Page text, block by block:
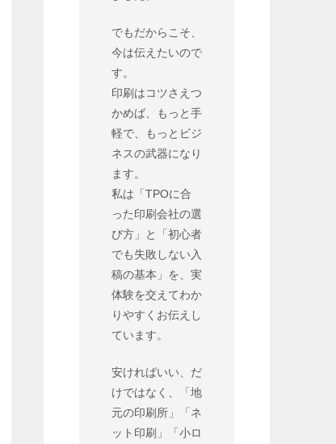
でもだからこそ、
今は伝えたいので
す。
印刷はコツさえつ
かめば、もっと手
軽で、もっとビジ
ネスの武器になり
ます。
私は「TPOに合
った印刷会社の選
び方」と「初心者
でも失敗しない入
稿の基本」を、実
体験を交えてわか
りやすくお伝えし
ています。
安ければいい、だ
けではなく、「地
元の印刷所」「ネ
ット印刷」「小ロ